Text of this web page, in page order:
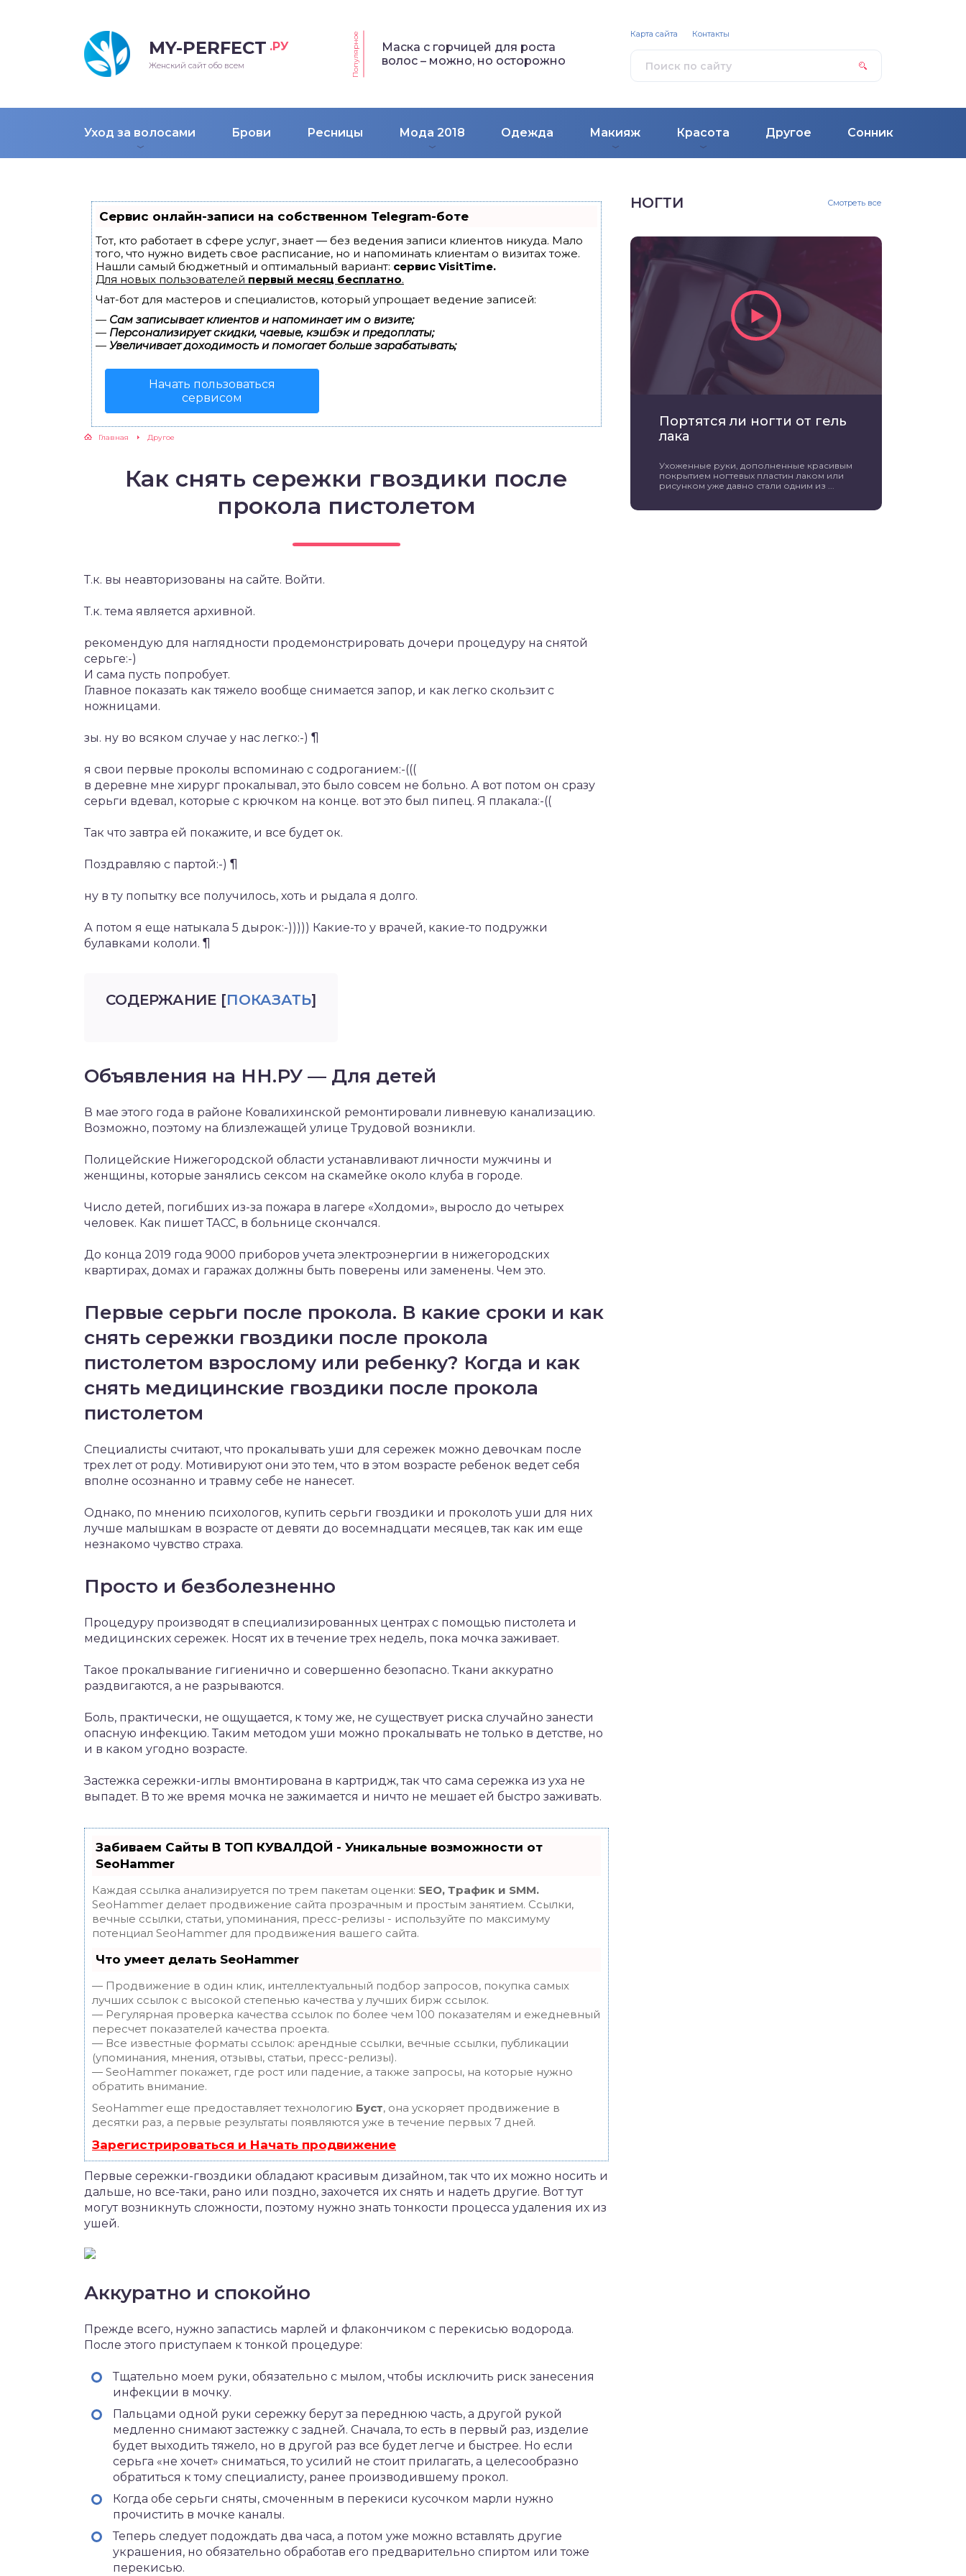
MY-PERFECT .РУ
Женский сайт обо всем Популярное
Маска с горчицей для роста
волос – можно, но осторожно
Уход за волосами Брови Ресницы Мода 2018 Одежда Макияж Красота Другое Сонник
Карта сайта Контакты
Сервис онлайн-записи на собственном Telegram-боте
Тот, кто работает в сфере услуг, знает — без ведения записи клиентов никуда. Мало
того, что нужно видеть свое расписание, но и напоминать клиентам о визитах тоже.
Нашли самый бюджетный и оптимальный вариант: сервис VisitTime.
Для новых пользователей первый месяц бесплатно.
Чат-бот для мастеров и специалистов, который упрощает ведение записей:
— Сам записывает клиентов и напоминает им о визите;
— Персонализирует скидки, чаевые, кэшбэк и предоплаты;
— Увеличивает доходимость и помогает больше зарабатывать;
Начать пользоваться
сервисом
Главная Другое
Как снять сережки гвоздики после
прокола пистолетом
Т.к. вы неавторизованы на сайте. Войти.
Т.к. тема является архивной.
рекомендую для наглядности продемонстрировать дочери процедуру на снятой
серьге:-)
И сама пусть попробует.
Главное показать как тяжело вообще снимается запор, и как легко скользит с
ножницами.
зы. ну во всяком случае у нас легко:-) ¶
я свои первые проколы вспоминаю с содроганием:-(((
в деревне мне хирург прокалывал, это было совсем не больно. А вот потом он сразу
серьги вдевал, которые с крючком на конце. вот это был пипец. Я плакала:-((
Так что завтра ей покажите, и все будет ок.
Поздравляю с партой:-) ¶
ну в ту попытку все получилось, хоть и рыдала я долго.
А потом я еще натыкала 5 дырок:-))))) Какие-то у врачей, какие-то подружки
булавками кололи. ¶
СОДЕРЖАНИЕ [ПОКАЗАТЬ]
Объявления на НН.РУ — Для детей
В мае этого года в районе Ковалихинской ремонтировали ливневую канализацию.
Возможно, поэтому на близлежащей улице Трудовой возникли.
Полицейские Нижегородской области устанавливают личности мужчины и
женщины, которые занялись сексом на скамейке около клуба в городе.
Число детей, погибших из-за пожара в лагере «Холдоми», выросло до четырех
человек. Как пишет ТАСС, в больнице скончался.
До конца 2019 года 9000 приборов учета электроэнергии в нижегородских
квартирах, домах и гаражах должны быть поверены или заменены. Чем это.
Первые серьги после прокола. В какие сроки и как
снять сережки гвоздики после прокола
пистолетом взрослому или ребенку? Когда и как
снять медицинские гвоздики после прокола
пистолетом
Специалисты считают, что прокалывать уши для сережек можно девочкам после
трех лет от роду. Мотивируют они это тем, что в этом возрасте ребенок ведет себя
вполне осознанно и травму себе не нанесет.
Однако, по мнению психологов, купить серьги гвоздики и проколоть уши для них
лучше малышкам в возрасте от девяти до восемнадцати месяцев, так как им еще
незнакомо чувство страха.
Просто и безболезненно
Процедуру производят в специализированных центрах с помощью пистолета и
медицинских сережек. Носят их в течение трех недель, пока мочка заживает.
Такое прокалывание гигиенично и совершенно безопасно. Ткани аккуратно
раздвигаются, а не разрываются.
Боль, практически, не ощущается, к тому же, не существует риска случайно занести
опасную инфекцию. Таким методом уши можно прокалывать не только в детстве, но
и в каком угодно возрасте.
Застежка сережки-иглы вмонтирована в картридж, так что сама сережка из уха не
выпадет. В то же время мочка не зажимается и ничто не мешает ей быстро заживать.
Забиваем Сайты В ТОП КУВАЛДОЙ - Уникальные возможности от
SeoHammer
Каждая ссылка анализируется по трем пакетам оценки: SEO, Трафик и SMM.
SeoHammer делает продвижение сайта прозрачным и простым занятием. Ссылки,
вечные ссылки, статьи, упоминания, пресс-релизы - используйте по максимуму
потенциал SeoHammer для продвижения вашего сайта.
Что умеет делать SeoHammer
— Продвижение в один клик, интеллектуальный подбор запросов, покупка самых
лучших ссылок с высокой степенью качества у лучших бирж ссылок.
— Регулярная проверка качества ссылок по более чем 100 показателям и ежедневный
пересчет показателей качества проекта.
— Все известные форматы ссылок: арендные ссылки, вечные ссылки, публикации
(упоминания, мнения, отзывы, статьи, пресс-релизы).
— SeoHammer покажет, где рост или падение, а также запросы, на которые нужно
обратить внимание.
SeoHammer еще предоставляет технологию Буст, она ускоряет продвижение в
десятки раз, а первые результаты появляются уже в течение первых 7 дней.
Зарегистрироваться и Начать продвижение
Первые сережки-гвоздики обладают красивым дизайном, так что их можно носить и
дальше, но все-таки, рано или поздно, захочется их снять и надеть другие. Вот тут
могут возникнуть сложности, поэтому нужно знать тонкости процесса удаления их из
ушей.
Аккуратно и спокойно
Прежде всего, нужно запастись марлей и флакончиком с перекисью водорода.
После этого приступаем к тонкой процедуре:
Тщательно моем руки, обязательно с мылом, чтобы исключить риск занесения
инфекции в мочку.
Пальцами одной руки сережку берут за переднюю часть, а другой рукой
медленно снимают застежку с задней. Сначала, то есть в первый раз, изделие
будет выходить тяжело, но в другой раз все будет легче и быстрее. Но если
серьга «не хочет» сниматься, то усилий не стоит прилагать, а целесообразно
обратиться к тому специалисту, ранее производившему прокол.
Когда обе серьги сняты, смоченным в перекиси кусочком марли нужно
прочистить в мочке каналы.
Теперь следует подождать два часа, а потом уже можно вставлять другие
украшения, но обязательно обработав его предварительно спиртом или тоже
перекисью.
НОГТИ Смотреть все
Портятся ли ногти от гель
лака
Ухоженные руки, дополненные красивым
покрытием ногтевых пластин лаком или
рисунком уже давно стали одним из ...
прически 2018
стрижки 2018